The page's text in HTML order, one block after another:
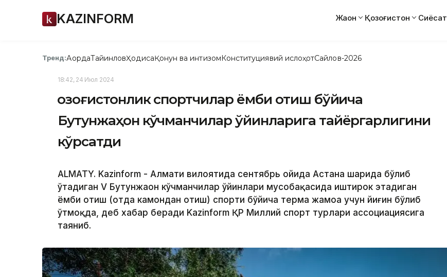
KAZINFORM Жаҳон Қозоғистон Сиёсат
Тренд:АқордаТайинловҲодисаҚонун ва интизомКонституциявий ислоҳотСайлов-2026
18:42, 24 Июл 2024
Қозоғистонлик спортчилар ёмби отиш бўйича
Бутунжаҳон кўчманчилар ўйинларига тайёргарлигини
кўрсатди
ALMATY. Kazinform - Алмати вилоятида сентябрь ойида Астана шаҳрида бўлиб
ўтадиган V Бутунжаҳон кўчманчилар ўйинлари мусобақасида иштирок этадиган
ёмби отиш (отда камондан отиш) спорти бўйича терма жамоа учун йиғин бўлиб
ўтмоқда, деб хабар беради Kazinform ҚР Миллий спорт турлари ассоциациясига
таяниб.